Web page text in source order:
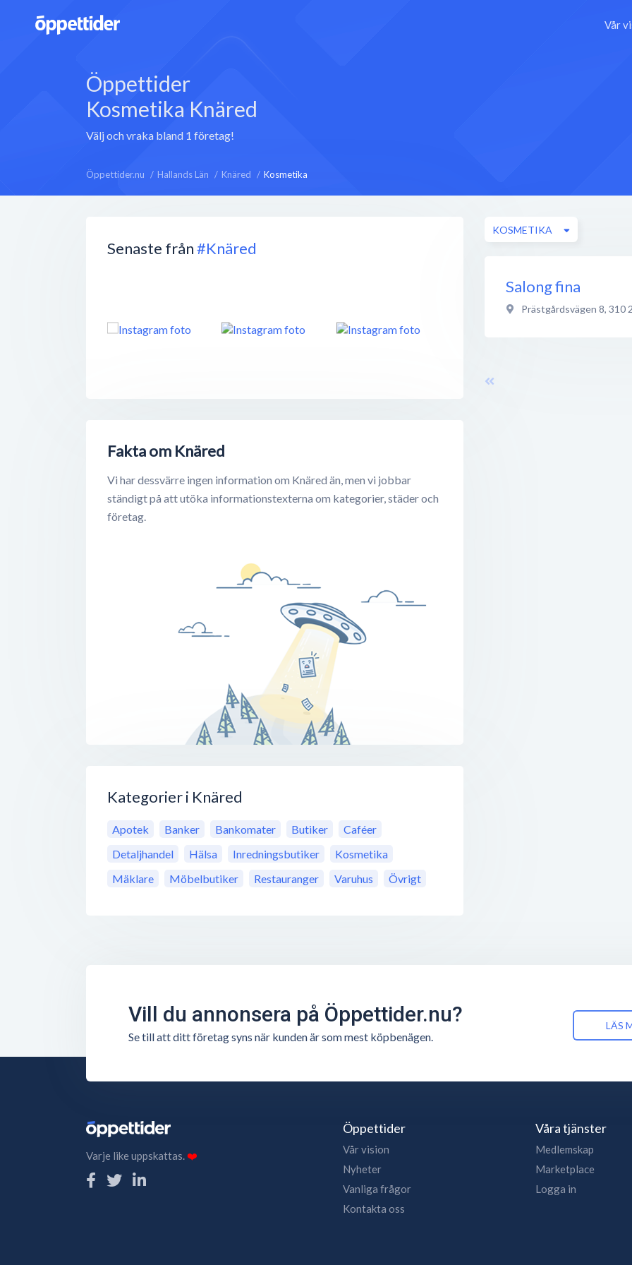
Vår
Öppettider
Kosmetika Knäred
Välj och vraka bland 1 företag!
Öppettider.nu Hallands Län Knäred Kosmetika
Senaste från#Knäred
Fakta om Knäred
Vi har dessvärre ingen information om Knäred än, men vi jobbar
ständigt på att utöka informationstexterna om kategorier, städer och
företag.
Kategorier i Knäred
Apotek Banker Bankomater Butiker
Caféer
Detaljhandel
Hälsa Inredningsbutiker
Kosmetika
Mäklare
Möbelbutiker Restauranger Varuhus Övrigt
KOSMETIKA
Salong fina
Prästgårdsvägen 8, 310
Vill du annonsera på Öppettider.nu?
Se till att ditt företag syns när kunden är som mest köpbenägen.
LÄS
Varje like uppskattas.❤️
Öppettider
Vår vision
Nyheter
Vanliga frågor
Kontakta oss
Våra tjänster
Medlemskap
Marketplace
Logga in